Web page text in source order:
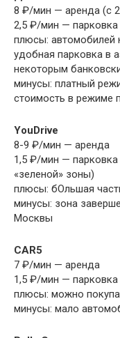
8 ₽/мин — аренда (с
2,5 ₽/мин — парковка
плюсы: автомобилей
удобная парковка в
некоторым
минусы: платный
стоимость в режиме
YouDrive
8-9 ₽/мин — аренда
1,5 ₽/мин — парковка
«зеленой» зоны)
плюсы: бОльшая
минусы: зона
Москвы
CAR5
7 ₽/мин — аренда
1,5 ₽/мин — парковка
плюсы: можно
минусы: мало